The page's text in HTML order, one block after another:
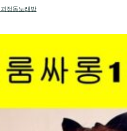
괴정동노래방